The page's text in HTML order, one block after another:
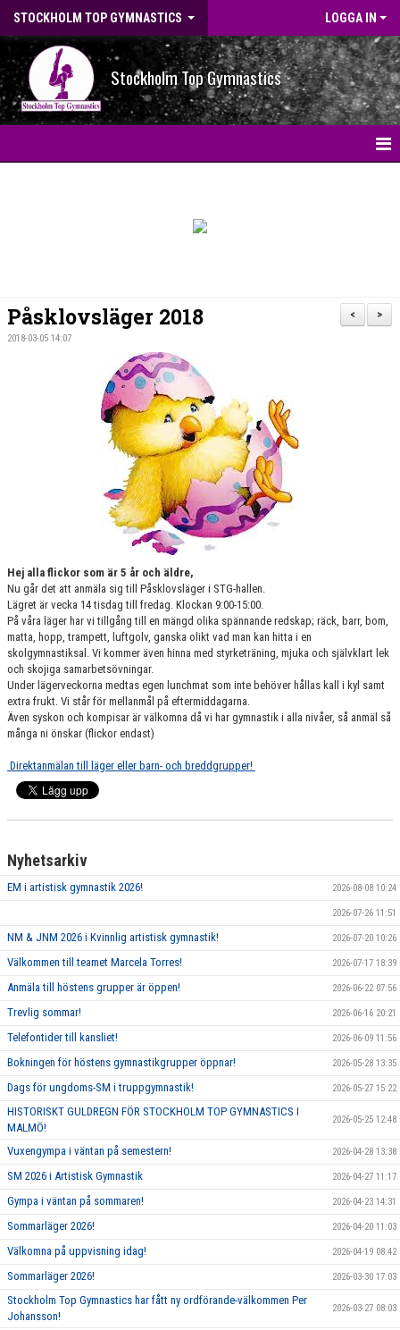
STOCKHOLM TOP GYMNASTICS LOGGA IN
Stockholm Top Gymnastics
OM FÖRENINGEN
FÖRENINGSPRODUKTER
>
<
Påsklovsläger 2018
2018-03-05 14:07
Hej alla flickor som är 5 år och äldre,
Nu går det att anmäla sig till Påsklovsläger i STG-hallen.
Lägret är vecka 14 tisdag till fredag. Klockan 9:00-15:00.
På våra läger har vi tillgång till en mängd olika spännande redskap; räck, barr, bom,
matta, hopp, trampett, luftgolv, ganska olikt vad man kan hitta i en
skolgymnastiksal. Vi kommer även hinna med styrketräning, mjuka och självklart lek
och skojiga samarbetsövningar.
Under lägerveckorna medtas egen lunchmat som inte behöver hållas kall i kyl samt
extra frukt. Vi står för mellanmål på eftermiddagarna.
Även syskon och kompisar är välkomna då vi har gymnastik i alla nivåer, så anmäl så
många ni önskar (flickor endast)
Direktanmälan till läger eller barn- och breddgrupper!
Nyhetsarkiv
EM i artistisk gymnastik 2026! 2026-08-08 10:24
2026-07-26 11:51
NM & JNM 2026 i Kvinnlig artistisk gymnastik! 2026-07-20 10:26
Välkommen till teamet Marcela Torres! 2026-07-17 18:39
Anmäla till höstens grupper är öppen! 2026-06-22 07:56
Trevlig sommar! 2026-06-16 20:21
Telefontider till kansliet! 2026-06-09 11:56
Bokningen för höstens gymnastikgrupper öppnar! 2026-05-28 13:35
Dags för ungdoms-SM i truppgymnastik! 2026-05-27 15:22
HISTORISKT GULDREGN FÖR STOCKHOLM TOP GYMNASTICS I
MALMÖ!
2026-05-25 12:48
Vuxengympa i väntan på semestern! 2026-04-28 13:38
SM 2026 i Artistisk Gymnastik 2026-04-27 11:17
Gympa i väntan på sommaren! 2026-04-23 14:31
Sommarläger 2026! 2026-04-20 11:03
Välkomna på uppvisning idag! 2026-04-19 08:42
Sommarläger 2026! 2026-03-30 17:03
Stockholm Top Gymnastics har fått ny ordförande-välkommen Per
Johansson!
2026-03-27 08:03